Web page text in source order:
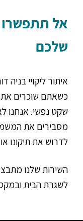
אל
שלכם
איתור ליקויי בניה
כשאתם שוכרים את
שקט נפשי. אנחנו
מסבירים את
לדרוש את תיקונו
השירות שלנו
לשגרת הבית